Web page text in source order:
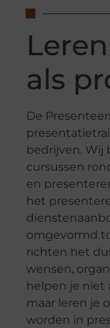
als
De
bedrijven. Wij
cursussen
en
het
omgevormd
richten het
wensen,
helpen je niet
maar leren je
worden in